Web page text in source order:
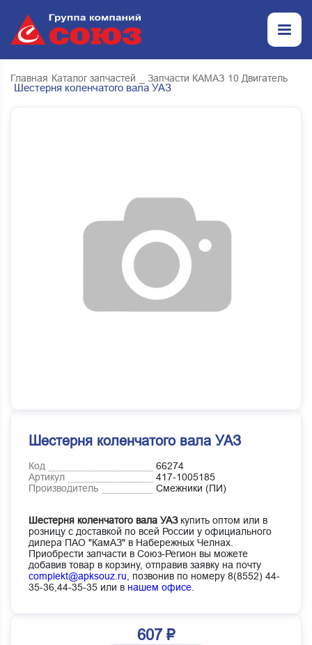
Главная Каталог запчастей _ Запчасти КАМАЗ 10 Двигатель
Шестерня коленчатого вала УАЗ
Шестерня коленчатого вала УАЗ
Код
66274
Артикул
417-1005185
Производитель
Смежники (ПИ)
Шестерня коленчатого вала УАЗкупить оптом или в
розницу с доставкой по всей России у официального
дилера ПАО "КамАЗ" в Набережных Челнах.
Приобрести запчасти в Союз-Регион вы можете
добавив товар в корзину, отправив заявку на почту
complekt@apksouz.ru,
позвонив по номеру 8(8552) 44-
35-36,44-35-35 или в нашем офисе
607 ₽